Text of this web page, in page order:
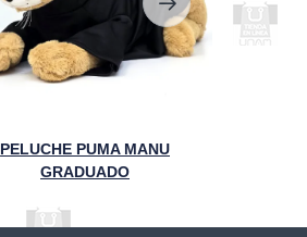
PELUCHE PUMA MANU
GRADUADO